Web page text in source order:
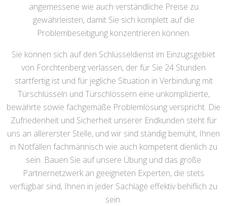
angemessene wie auch verständliche Preise zu
gewährleisten, damit Sie sich komplett auf die
Problembeseitigung konzentrieren können.
Sie können sich auf den Schlüsseldienst im Einzugsgebiet
von Forchtenberg verlassen, der für Sie 24 Stunden
startfertig ist und für jegliche Situation in Verbindung mit
Türschlüsseln und Türschlössern eine unkomplizierte,
bewährte sowie fachgemäße Problemlösung verspricht. Die
Zufriedenheit und Sicherheit unserer Endkunden steht für
uns an allererster Stelle, und wir sind ständig bemüht, Ihnen
in Notfällen fachmännisch wie auch kompetent dienlich zu
sein. Bauen Sie auf unsere Übung und das große
Partnernetzwerk an geeigneten Experten, die stets
verfügbar sind, Ihnen in jeder Sachlage effektiv behiflich zu
sein.